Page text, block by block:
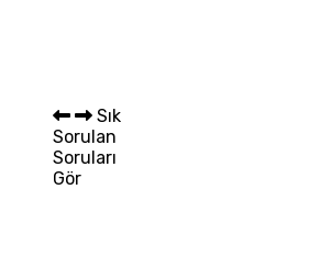
Sık
Sorulan
Soruları
Gör